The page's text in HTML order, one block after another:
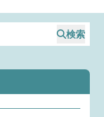
検索